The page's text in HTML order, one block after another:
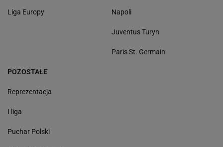
Liga Europy Napoli
Juventus Turyn
Paris St. Germain
POZOSTAŁE
Reprezentacja
I liga
Puchar Polski